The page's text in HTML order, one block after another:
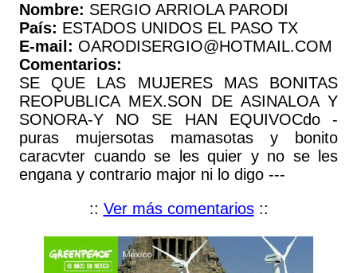
Nombre: SERGIO ARRIOLA PARODI
País: ESTADOS UNIDOS EL PASO TX
E-mail: OARODISERGIO@HOTMAIL.COM
Comentarios:
SE QUE LAS MUJERES MAS BONITAS
REOPUBLICA MEX.SON DE ASINALOA Y
SONORA-Y NO SE HAN EQUIVOCdo -
puras mujersotas mamasotas y bonito
caracvter cuando se les quier y no se les
engana y contrario major ni lo digo ---
:: Ver más comentarios::